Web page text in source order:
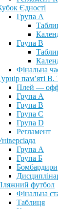
Єдності
Група А
Група В
Фінальна
пам’яті
Плей —
Група А
Група B
Група С
Група D
Регламент
Група А
Група Б
Бомбардири
футбол
Фінальна
Таблиця